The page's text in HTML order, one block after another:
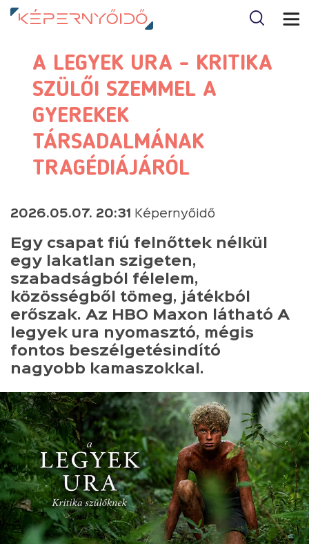
A LEGYEK URA - KRITIKA
SZÜLŐI SZEMMEL A
GYEREKEK
TÁRSADALMÁNAK
TRAGÉDIÁJÁRÓL
2026.05.07. 20:31 Képernyőidő
Egy csapat fiú felnőttek nélkül
egy lakatlan szigeten,
szabadságból félelem,
közösségből tömeg, játékból
erőszak. Az HBO Maxon látható A
legyek ura nyomasztó, mégis
fontos beszélgetésindító
nagyobb kamaszokkal.